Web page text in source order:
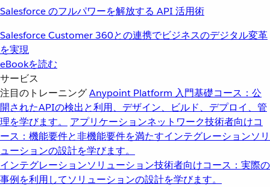
Salesforce のフルパワーを解放する API 活用術
Salesforce Customer 360との連携でビジネスのデジタル変革
を実現
eBookを読む
サービス
注目のトレーニングAnypoint Platform 入門基礎コース：公
開されたAPIの検出と利用、デザイン、ビルド、デプロイ、管
理を学びます。
アプリケーションネットワーク技術者向けコ
ース：機能要件と非機能要件を満たすインテグレーションソリ
ューションの設計を学びます。
インテグレーションソリューション技術者向けコース：実際の
事例を利用してソリューションの設計を学びます。